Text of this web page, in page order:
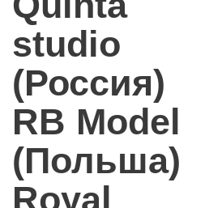
studio
(Россия)
RB Model
(Польша)
Royal